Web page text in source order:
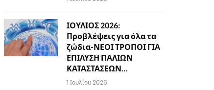
ΙΟΥΛΙΟΣ 2026:
Προβλέψεις για όλα τα
ζώδια-ΝΕΟΙ ΤΡΟΠΟΙ ΓΙΑ
ΕΠΙΛΥΣΗ ΠΑΛΙΩΝ
ΚΑΤΑΣΤΑΣΕΩΝ…
1 Ιουλίου 2026